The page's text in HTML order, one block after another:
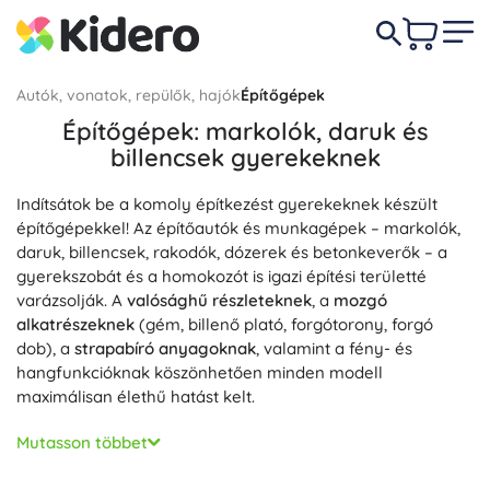
Autók, vonatok, repülők, hajókÉpítőgépek
Építőgépek: markolók, daruk és
billencsek gyerekeknek
Indítsátok be a komoly építkezést gyerekeknek készült
építőgépekkel! Az építőautók és munkagépek – markolók,
daruk, billencsek, rakodók, dózerek és betonkeverők – a
gyerekszobát és a homokozót is igazi építési területté
varázsolják. A valósághű részleteknek, a mozgó
alkatrészeknek (gém, billenő plató, forgótorony, forgó
dob), a strapabíró anyagoknak, valamint a fény- és
hangfunkcióknak köszönhetően minden modell
maximálisan élethű hatást kelt.
E kategóriában találsz műanyag homokozó autókat, fém
építőgép-modelleket, fa építőgépeket a legkisebbeknek,
Mutasson többet